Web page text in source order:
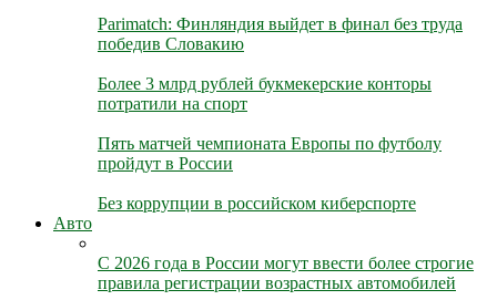
Parimatch: Финляндия выйдет в финал без труда
победив Словакию
Более 3 млрд рублей букмекерские конторы
потратили на спорт
Пять матчей чемпионата Европы по футболу
пройдут в России
Без коррупции в российском киберспорте
Авто
С 2026 года в России могут ввести более строгие
правила регистрации возрастных автомобилей